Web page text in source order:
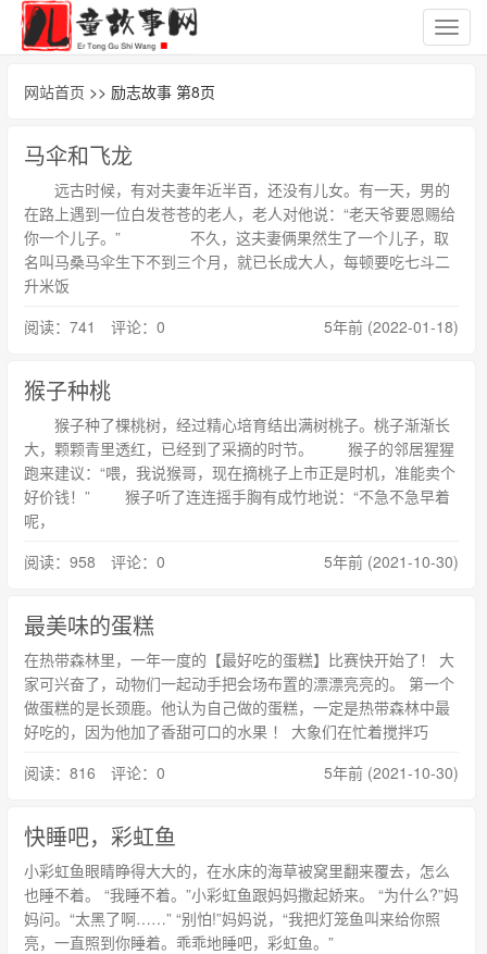
切
换
网站首页 >> 励志故事 第8页
马伞和飞龙
远古时候，有对夫妻年近半百，还没有儿女。有一天，男的
在路上遇到一位白发苍苍的老人，老人对他说：“老天爷要恩赐给
你一个儿子。” 不久，这夫妻俩果然生了一个儿子，取
名叫马桑马伞生下不到三个月，就已长成大人，每顿要吃七斗二
升米饭
阅读：741 评论：0
5年前 (2022-01-18)
猴子种桃
猴子种了棵桃树，经过精心培育结出满树桃子。桃子渐渐长
大，颗颗青里透红，已经到了采摘的时节。 猴子的邻居猩猩
跑来建议：“喂，我说猴哥，现在摘桃子上市正是时机，准能卖个
好价钱！” 猴子听了连连摇手胸有成竹地说：“不急不急早着
呢，
阅读：958 评论：0
5年前 (2021-10-30)
最美味的蛋糕
在热带森林里，一年一度的【最好吃的蛋糕】比赛快开始了！ 大
家可兴奋了，动物们一起动手把会场布置的漂漂亮亮的。 第一个
做蛋糕的是长颈鹿。他认为自己做的蛋糕，一定是热带森林中最
好吃的，因为他加了香甜可口的水果 ！ 大象们在忙着搅拌巧
阅读：816 评论：0
5年前 (2021-10-30)
快睡吧，彩虹鱼
小彩虹鱼眼睛睁得大大的，在水床的海草被窝里翻来覆去，怎么
也睡不着。 “我睡不着。”小彩虹鱼跟妈妈撒起娇来。 “为什么?”妈
妈问。“太黑了啊……” “别怕!”妈妈说，“我把灯笼鱼叫来给你照
亮，一直照到你睡着。乖乖地睡吧，彩虹鱼。”